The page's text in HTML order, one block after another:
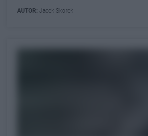
AUTOR: Jacek Skorek